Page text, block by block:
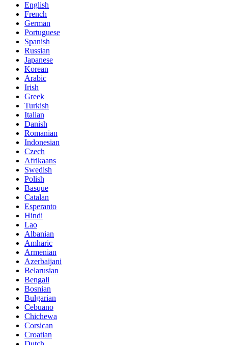
English
French
German
Portuguese
Spanish
Russian
Japanese
Korean
Arabic
Irish
Greek
Turkish
Italian
Danish
Romanian
Indonesian
Czech
Afrikaans
Swedish
Polish
Basque
Catalan
Esperanto
Hindi
Lao
Albanian
Amharic
Armenian
Azerbaijani
Belarusian
Bengali
Bosnian
Bulgarian
Cebuano
Chichewa
Corsican
Croatian